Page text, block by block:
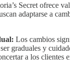
Secret ofrece
adaptarse a
Los cambios
graduales y
a los clientes